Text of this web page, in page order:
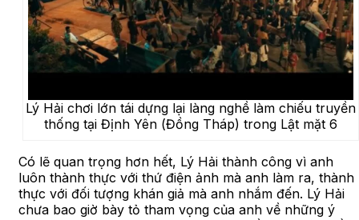
Lý Hải chơi lớn tái dựng lại làng nghề làm chiếu truyền
thống tại Định Yên (Đồng Tháp) trong Lật mặt 6
Có lẽ quan trọng hơn hết, Lý Hải thành công vì anh
luôn thành thực với thứ điện ảnh mà anh làm ra, thành
thực với đối tượng khán giả mà anh nhắm đến. Lý Hải
chưa bao giờ bày tỏ tham vọng của anh về những ý